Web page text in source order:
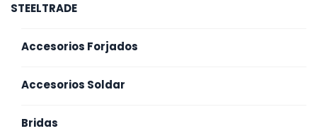
STEELTRADE
Accesorios Forjados
Accesorios Soldar
Bridas